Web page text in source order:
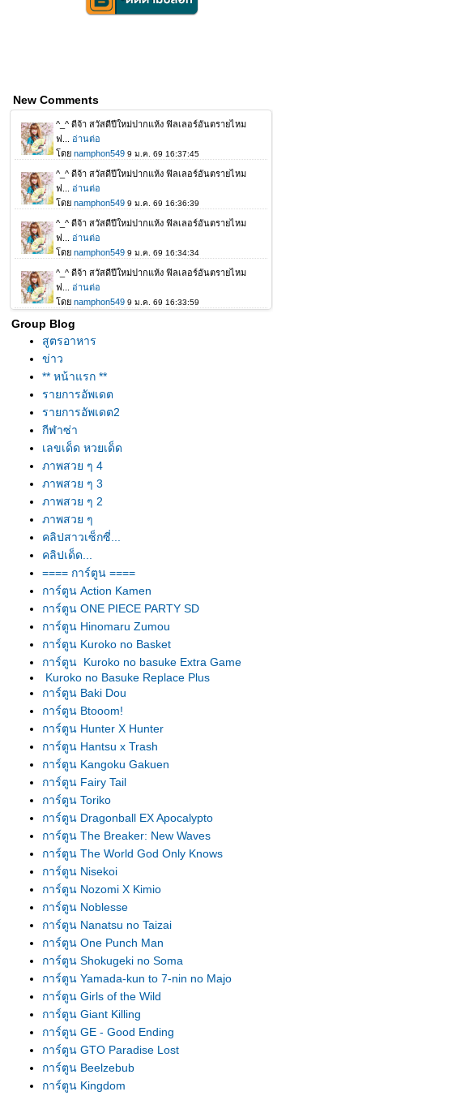
New Comments
Group Blog
สูตรอาหาร
ข่าว
** หน้าแรก **
รายการอัพเดต
รายการอัพเดต2
กีฬาซ่า
เลขเด็ด หวยเด็ด
ภาพสวย ๆ 4
ภาพสวย ๆ 3
ภาพสวย ๆ 2
ภาพสวย ๆ
คลิปสาวเซ็กซี่...
คลิปเด็ด...
==== การ์ตูน ====
การ์ตูน Action Kamen
การ์ตูน ONE PIECE PARTY SD
การ์ตูน Hinomaru Zumou
การ์ตูน Kuroko no Basket
การ์ตูน Kuroko no basuke Extra Game
Kuroko no Basuke Replace Plus
การ์ตูน Baki Dou
การ์ตูน Btooom!
การ์ตูน Hunter X Hunter
การ์ตูน Hantsu x Trash
การ์ตูน Kangoku Gakuen
การ์ตูน Fairy Tail
การ์ตูน Toriko
การ์ตูน Dragonball EX Apocalypto
การ์ตูน The Breaker: New Waves
การ์ตูน The World God Only Knows
การ์ตูน Nisekoi
การ์ตูน Nozomi X Kimio
การ์ตูน Noblesse
การ์ตูน Nanatsu no Taizai
การ์ตูน One Punch Man
การ์ตูน Shokugeki no Soma
การ์ตูน Yamada-kun to 7-nin no Majo
การ์ตูน Girls of the Wild
การ์ตูน Giant Killing
การ์ตูน GE - Good Ending
การ์ตูน GTO Paradise Lost
การ์ตูน Beelzebub
การ์ตูน Kingdom